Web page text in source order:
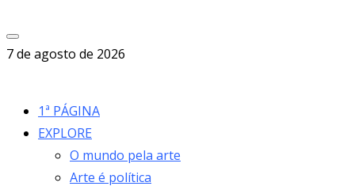
7 de agosto de 2026
1ª PÁGINA
EXPLORE
O mundo pela arte
Arte é política